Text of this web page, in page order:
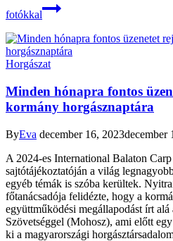
fotókkal
Horgászat
Minden hónapra fontos
kormány horgásznaptára
ByEva december 16, 2023december
A 2024-es International Balaton
sajtótájékoztatóján a világ
egyéb témák is szóba kerültek.
főtanácsadója felidézte, hogy a
együttműködési megállapodást írt
Szövetséggel (Mohosz), ami előtt
ki a magyarországi